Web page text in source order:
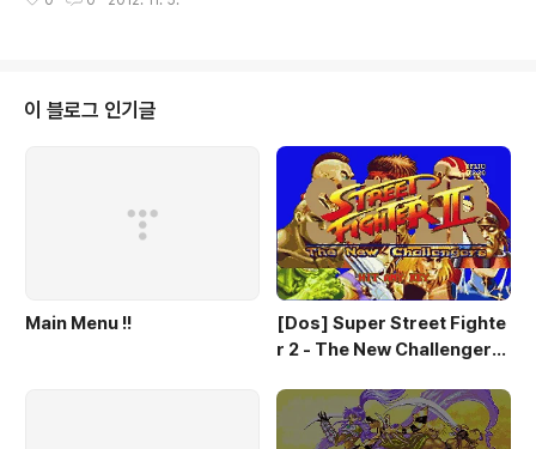
7 에서는 구동이 되지 않습니다. 윈도우 XP 에서는 정상
작권 을 소유하고 계신분은 eagleforces@daum.net
으로 연락 주시면 메일 확인후 즉각 조치하여 드리겠습니
이 블로그 인기글
Main Menu !!
[Dos] Super Street Fighte
r 2 - The New Challengers
파이터 2 - 더 뉴 챌린져 & 하이퍼
파이팅 / 대전 액션 - 국산소프트